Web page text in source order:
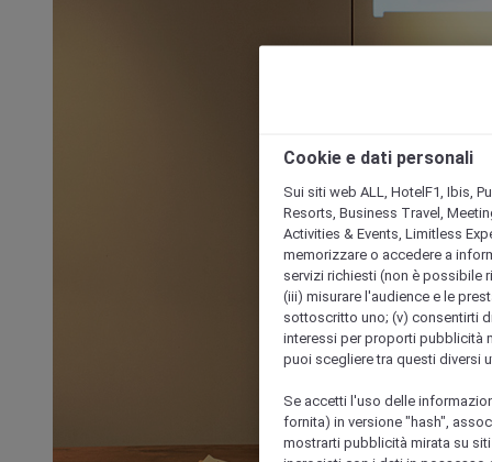
Cookie e dati personali
Sui siti web ALL, HotelF1, Ibis,
Resorts, Business Travel,
Activities & Events, Limitless
memorizzare o accedere a
servizi richiesti (non è possibile
(iii) misurare l'audience e le
sottoscritto uno; (v) consentirti
interessi per proporti pubblicità
puoi scegliere tra questi diversi
Se accetti l'uso delle
fornita) in versione "hash",
mostrarti pubblicità mirata su